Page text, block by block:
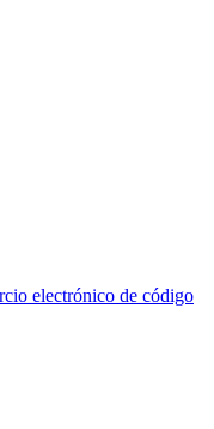
electrónico de código